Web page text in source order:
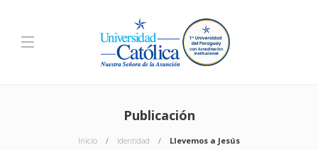
Publicación
Inicio Identidad Llevemos a Jesús